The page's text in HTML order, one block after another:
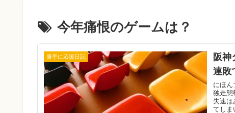
今年痛恨のゲームは？
勝手に応援日記
阪
連敗
にほん
独走態
失速は
てしま